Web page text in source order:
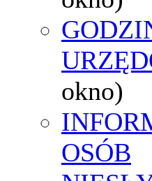
okno)
OSÓB